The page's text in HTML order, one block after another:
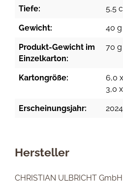
Tiefe: 5,5
Gewicht: 40 g
Produkt-Gewicht im
Einzelkarton:
70
Kartongröße:
6,0
3,0
Erscheinungsjahr: 2024
Hersteller
CHRISTIAN ULBRICHT